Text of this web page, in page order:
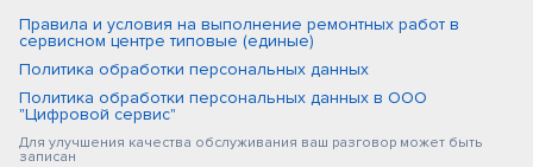
Правила и условия на выполнение ремонтных работ в
сервисном центре типовые (единые)
Политика обработки персональных данных
Политика обработки персональных данных в ООО
"Цифровой сервис"
Для улучшения качества обслуживания ваш разговор может быть
записан